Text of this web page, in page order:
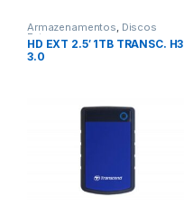
Armazenamentos, Discos
Externos
HD EXT 2.5′ 1TB TRANSC. H3
3.0